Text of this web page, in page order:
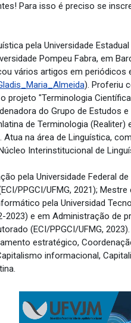
Para isso é preciso se
pela Universidade
Pompeu Fabra, em
vários artigos em
). Proferiu
"Terminologia
do Grupo de Estudos
de Terminologia
na área de Linguística,
Interinstitucional de
pela Universidade Federal
PPGCI/UFMG, 2021);
pela Universidad
2023) e em Administração de
(ECI/PPGCI/UFMG,
estratégico,
informacional,